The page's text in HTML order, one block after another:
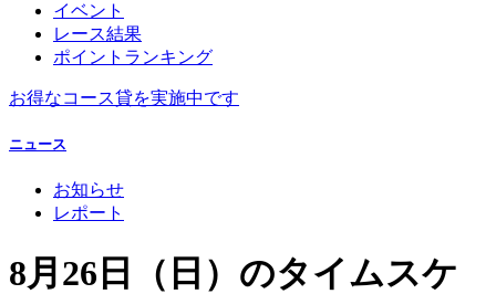
イベント
レース結果
ポイントランキング
お得なコース貸を実施中です
ニュース
お知らせ
レポート
8月26日（日）のタイムスケ